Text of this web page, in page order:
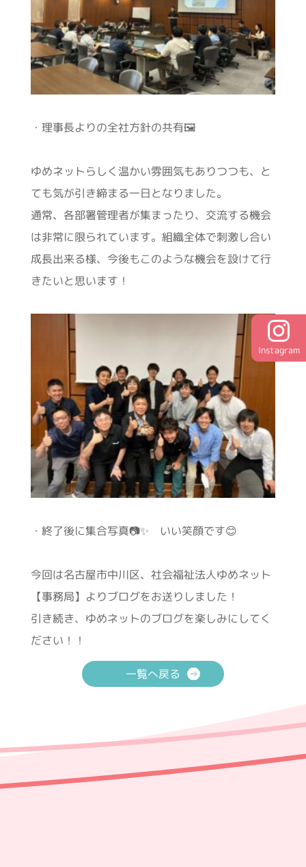
・理事長よりの全社方針の共有🖼
ゆめネットらしく温かい雰囲気もありつつも、と
ても気が引き締まる一日となりました。
通常、各部署管理者が集まったり、交流する機会
は非常に限られています。組織全体で刺激し合い
成長出来る様、今後もこのような機会を設けて行
きたいと思います！
・終了後に集合写真📷✨ いい笑顔です😊
今回は名古屋市中川区、社会福祉法人ゆめネット
【事務局】よりブログをお送りしました！
引き続き、ゆめネットのブログを楽しみにしてく
ださい！！
一覧へ戻る
Instagram